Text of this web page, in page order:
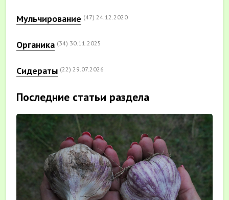
Мульчирование (47) 24.12.2020
Органика (34) 30.11.2025
Сидераты (22) 29.07.2026
Последние статьи раздела